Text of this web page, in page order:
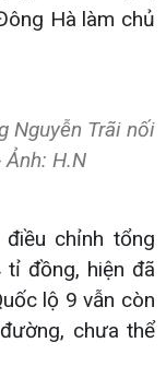
Hà làm chủ
Nguyễn Trãi nối
H.N
chỉnh tổng
đồng, hiện đã
lộ 9 vẫn còn
chưa thể